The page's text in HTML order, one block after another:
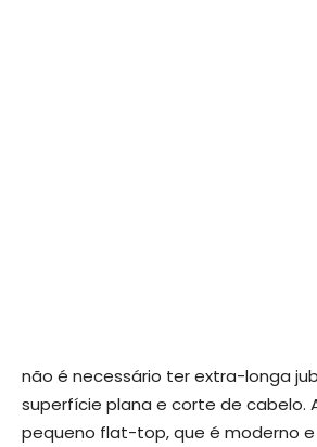
não é necessário ter extra-longa
superfície plana e corte de cabelo.
pequeno flat-top, que é moderno e